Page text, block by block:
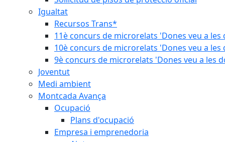
Igualtat
Recursos Trans*
11è concurs de microrelats 'Dones veu a les
10è concurs de microrelats 'Dones veu a les
9è concurs de microrelats 'Dones veu a les
Joventut
Medi ambient
Montcada Avança
Ocupació
Plans d'ocupació
Empresa i emprenedoria